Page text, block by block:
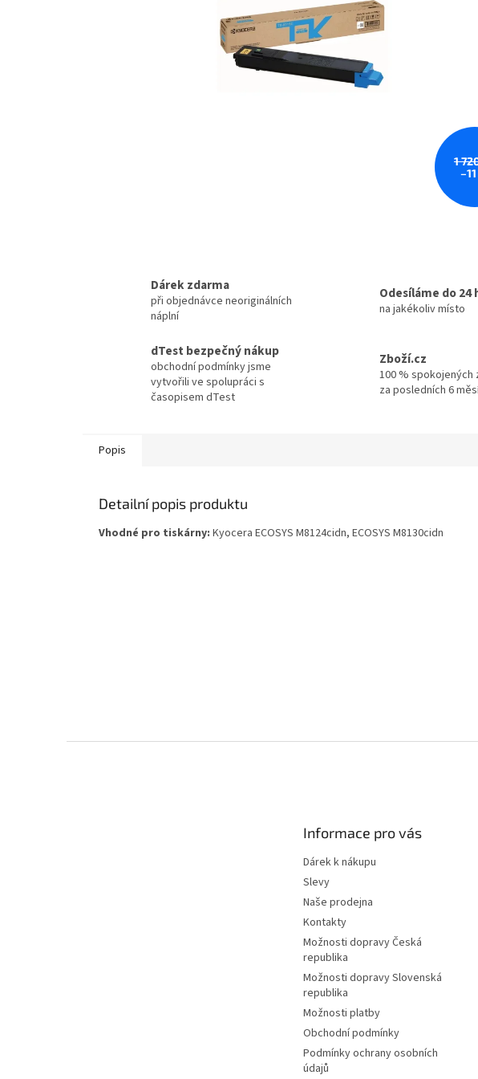
1
Dárek zdarma
při objednávce neoriginálních
náplní
Odesíláme do 24
na jakékoliv místo
dTest bezpečný nákup
obchodní podmínky jsme
vytvořili ve spolupráci s
časopisem dTest
Zboží.cz
100 % spokojených
za posledních 6
Popis
Detailní popis produktu
Vhodné pro tiskárny: Kyocera ECOSYS M8124cidn, ECOSYS M8130cidn
Informace pro vás
Dárek k nákupu
Slevy
Naše prodejna
Kontakty
Možnosti dopravy Česká
republika
Možnosti dopravy Slovenská
republika
Možnosti platby
Obchodní podmínky
Podmínky ochrany osobních
údajů